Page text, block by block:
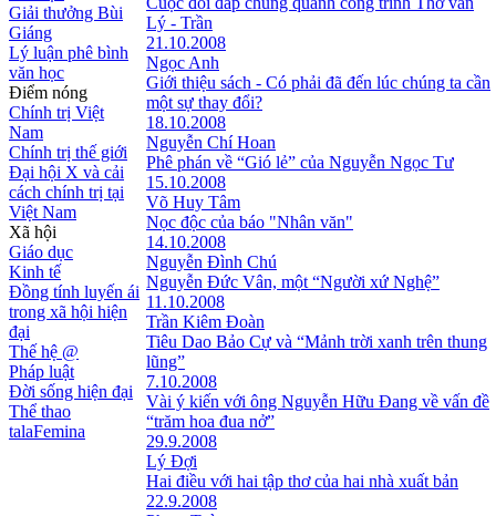
Giải thưởng Bùi
Giáng
Lý luận phê bình
văn học
Điểm nóng
Chính trị Việt
Nam
Chính trị thế giới
Đại hội X và cải
cách chính trị tại
Việt Nam
Xã hội
Giáo dục
Kinh tế
Đồng tính luyến ái
trong xã hội hiện
đại
Thế hệ @
Pháp luật
Đời sống hiện đại
Thể thao
talaFemina
Lý - Trần
21.10.2008
Ngọc Anh
Giới thiệu sách - Có phải đã đến lúc chúng ta cần
một sự thay đổi?
18.10.2008
Nguyễn Chí Hoan
Phê phán về “Gió lẻ” của Nguyễn Ngọc Tư
15.10.2008
Võ Huy Tâm
Nọc độc của báo "Nhân văn"
14.10.2008
Nguyễn Đình Chú
Nguyễn Đức Vân, một “Người xứ Nghệ”
11.10.2008
Trần Kiêm Đoàn
Tiêu Dao Bảo Cự và “Mảnh trời xanh trên thung
lũng”
7.10.2008
Vài ý kiến với ông Nguyễn Hữu Đang về vấn đề
“trăm hoa đua nở”
29.9.2008
Lý Đợi
Hai điều với hai tập thơ của hai nhà xuất bản
22.9.2008